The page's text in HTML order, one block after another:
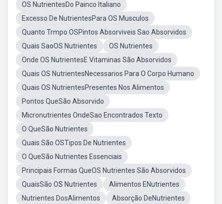
OS NutrientesDo Painco Italiano
Excesso De NutrientesPara OS Musculos
Quanto Trmpo OSPintos Absorviveis Sao Absorvidos
Quais SaoOS Nutrientes
OS Nutrientes
Onde OS NutrientesE Vitaminas São Absorvidos
Quais OS NutrientesNecessarios Para O Corpo Humano
Quais OS NutrientesPresentes Nos Alimentos
Pontos QueSão Absorvido
Micronutrientes OndeSao Encontrados Texto
O QueSão Nutrientes
Quais São OSTipos De Nutrientes
O QueSão Nutrientes Essenciais
Principais Formas QueOS Nutrientes São Absorvidos
QuaisSão OS Nutrientes
Alimentos ENutrientes
Nutrientes DosAlimentos
Absorção DeNutrientes